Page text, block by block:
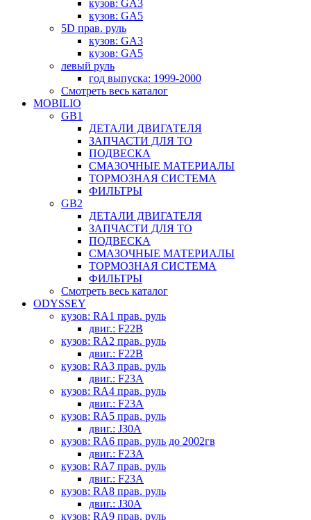
кузов: GA3
кузов: GA5
5D прав. руль
кузов: GA3
кузов: GA5
левый руль
год выпуска: 1999-2000
Смотреть весь каталог
MOBILIO
GB1
ДЕТАЛИ ДВИГАТЕЛЯ
ЗАПЧАСТИ ДЛЯ ТО
ПОДВЕСКА
СМАЗОЧНЫЕ МАТЕРИАЛЫ
ТОРМОЗНАЯ СИСТЕМА
ФИЛЬТРЫ
GB2
ДЕТАЛИ ДВИГАТЕЛЯ
ЗАПЧАСТИ ДЛЯ ТО
ПОДВЕСКА
СМАЗОЧНЫЕ МАТЕРИАЛЫ
ТОРМОЗНАЯ СИСТЕМА
ФИЛЬТРЫ
Смотреть весь каталог
ODYSSEY
кузов: RA1 прав. руль
двиг.: F22B
кузов: RA2 прав. руль
двиг.: F22B
кузов: RA3 прав. руль
двиг.: F23A
кузов: RA4 прав. руль
двиг.: F23A
кузов: RA5 прав. руль
двиг.: J30A
кузов: RA6 прав. руль до 2002гв
двиг.: F23A
кузов: RA7 прав. руль
двиг.: F23A
кузов: RA8 прав. руль
двиг.: J30A
кузов: RA9 прав. руль